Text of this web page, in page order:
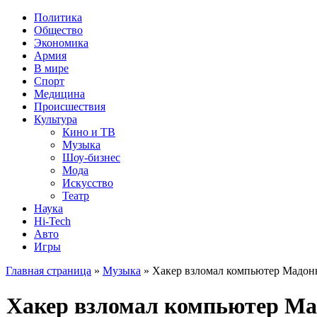
Политика
Общество
Экономика
Армия
В мире
Спорт
Медицина
Происшествия
Культура
Кино и ТВ
Музыка
Шоу-бизнес
Мода
Искусство
Театр
Наука
Hi-Tech
Авто
Игры
Главная страница » Музыка » Хакер взломал компьютер
Хакер взломал компьютер